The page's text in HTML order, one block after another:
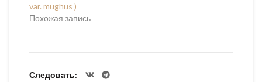
var. mughus )
Похожая запись
Следовать